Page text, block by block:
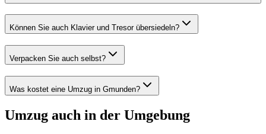
Können Sie auch Klavier und Tresor übersiedeln?
Verpacken Sie auch selbst?
Was kostet eine Umzug in Gmunden?
Umzug auch in der Umgebung